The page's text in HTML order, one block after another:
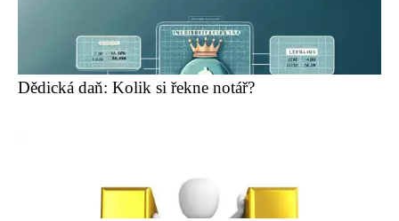
Dědická daň: Kolik si řekne notář?